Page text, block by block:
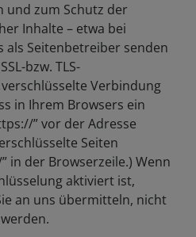
und zum Schutz der
Inhalte – etwa bei
als Seitenbetreiber senden
bzw. TLS-
Verbindung
in Ihrem Browsers ein
” vor der Adresse
Seiten
in der Browserzeile.) Wenn
aktiviert ist,
an uns übermitteln, nicht